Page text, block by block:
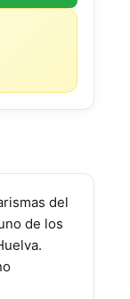
del
de los